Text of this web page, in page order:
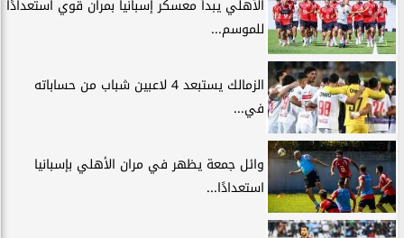
الأهلي يبدأ معسكر إسبانيا بمران قوي استعدادًا
للموسم...
الزمالك يستبعد 4 لاعبين شباب من حساباته
في...
وائل جمعة يظهر في مران الأهلي بإسبانيا
استعدادًا...